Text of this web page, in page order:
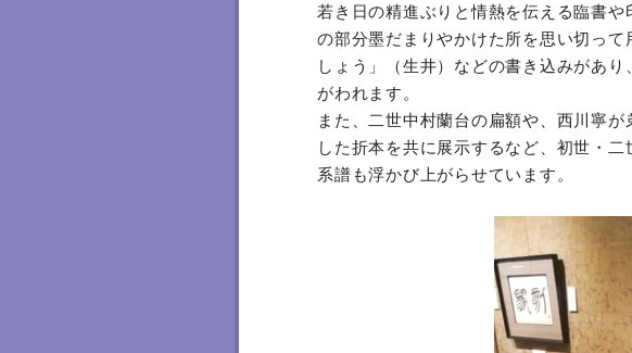
若き日の精進ぶりと情熱を伝える臨書
の部分墨だまりやかけた所を思い切っ
しょう」（生井）などの書き込みがあ
がわれます。
また、二世中村蘭台の扁額や、西川寧
した折本を共に展示するなど、初世・
系譜も浮かび上がらせています。